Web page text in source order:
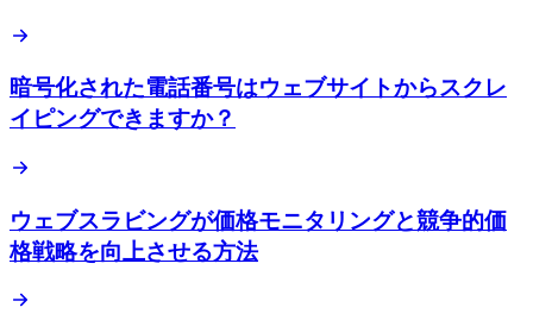
暗号化された電話番号はウェブサイトからスクレ
イピングできますか？
ウェブスラビングが価格モニタリングと競争的価
格戦略を向上させる方法